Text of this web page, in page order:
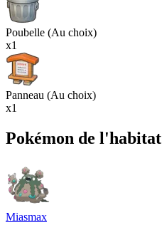
Poubelle (Au choix)
x1
Panneau (Au choix)
x1
Pokémon de l'habitat
Miasmax